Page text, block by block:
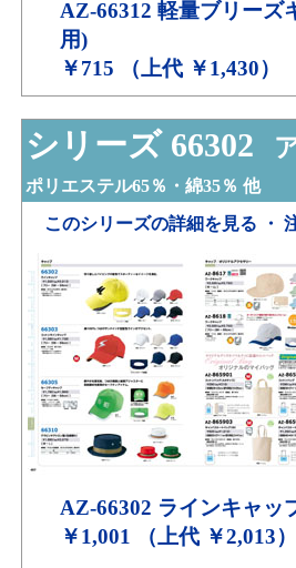
AZ-66312 軽量ブリーズ
用)
￥715 （上代 ￥1,430）
シリーズ 66302
ポリエステル65％・綿35％ 他
このシリーズの詳細を見る ・
AZ-66302 ラインキャッ
￥1,001 （上代 ￥2,013）